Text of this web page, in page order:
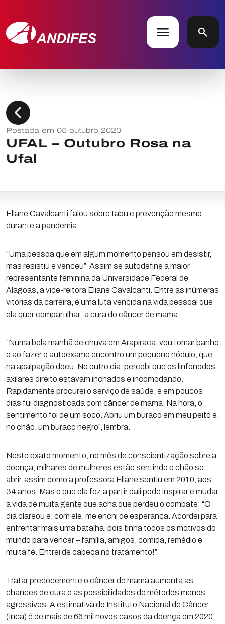
menu search
chevron_left
Postada em 05 outubro 2020
UFAL – Outubro Rosa na
Ufal
Eliane Cavalcanti falou sobre tabu e prevenção mesmo
durante a pandemia
“Uma pessoa que em algum momento pensou em desistir,
mas resistiu e venceu”. Assim se autodefine a maior
representante feminina da Universidade Federal de
Alagoas, a vice-reitora Eliane Cavalcanti. Entre as inúmeras
vitórias da carreira, é uma luta vencida na vida pessoal que
ela quer compartilhar: a cura do câncer de mama.
“Numa bela manhã de chuva em Arapiraca, vou tomar banho
e ao fazer o autoexame encontro um pequeno nódulo, que
na apalpação doeu. No outro dia, percebi que os linfonodos
axilares direito estavam inchados e incomodando.
Rapidamente procurei o serviço de saúde, e em poucos
dias fui diagnosticada com câncer de mama. Na hora, o
sentimento foi de um soco. Abriu um buraco em meu peito e,
no chão, um buraco negro”, lembra.
Neste exato momento, no mês de conscientização sobre a
doença, milhares de mulheres estão sentindo o chão se
abrir, assim como a professora Eliane sentiu em 2010, aos
34 anos. Mas o que ela fez a partir dali pode inspirar e mudar
a vida de muita gente que acha que perdeu o combate: “O
dia clareou e, com ele, me enchi de esperança. Acordei para
enfrentar mais uma batalha, pois tinha todos os motivos do
mundo para vencer – família, amigos, comida, remédio e
muita fé. Entrei de cabeça no tratamento!”.
Tratar precocemente o câncer de mama aumenta as
chances de cura e as possibilidades de métodos menos
agressivos. A estimativa do Instituto Nacional de Câncer
(Inca) é de mais de 66 mil novos casos da doença em 2020,